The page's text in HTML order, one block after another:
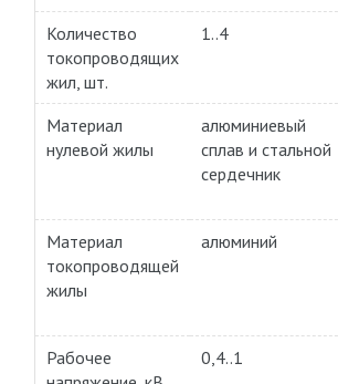
Количество
токопроводящих
жил, шт.
1..4
Материал
нулевой жилы
алюминиевый
сплав и стальной
сердечник
Материал
токопроводящей
жилы
алюминий
Рабочее
0,4..1